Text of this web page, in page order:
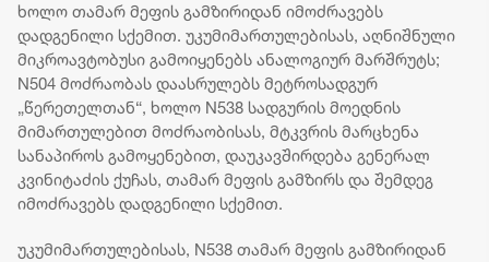
ხოლო თამარ მეფის გამზირიდან იმოძრავებს
დადგენილი სქემით. უკუმიმართულებისას, აღნიშნული
მიკროავტობუსი გამოიყენებს ანალოგიურ მარშრუტს;
N504 მოძრაობას დაასრულებს მეტროსადგურ
„წერეთელთან“, ხოლო N538 სადგურის მოედნის
მიმართულებით მოძრაობისას, მტკვრის მარცხენა
სანაპიროს გამოყენებით, დაუკავშირდება გენერალ
კვინიტაძის ქუჩას, თამარ მეფის გამზირს და შემდეგ
იმოძრავებს დადგენილი სქემით.
უკუმიმართულებისას, N538 თამარ მეფის გამზირიდან